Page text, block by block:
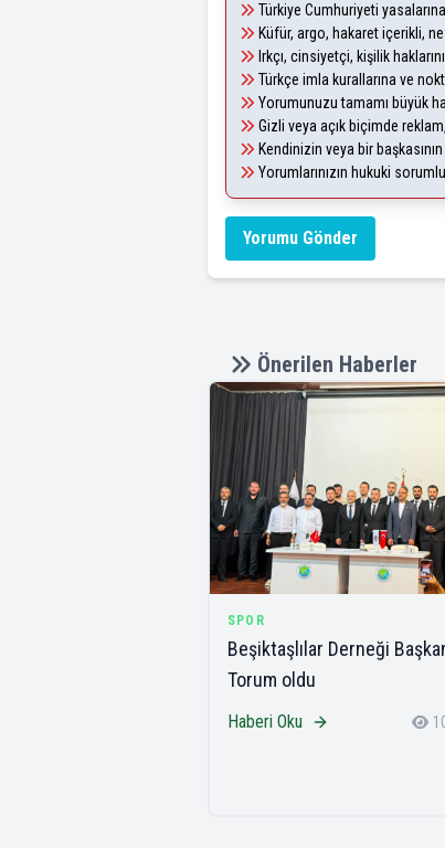
Türkiye Cumhuriyeti
Küfür, argo, hakaret içerikli,
Irkçı, cinsiyetçi, kişilik
Türkçe imla kurallarına ve
Yorumunuzu tamamı büyük
Gizli veya açık biçimde
Kendinizin veya bir
Yorumlarınızın hukuki
Yorumu Gönder
Önerilen Haberler
SPOR
Beşiktaşlılar Derneği
Torum oldu
Haberi Oku